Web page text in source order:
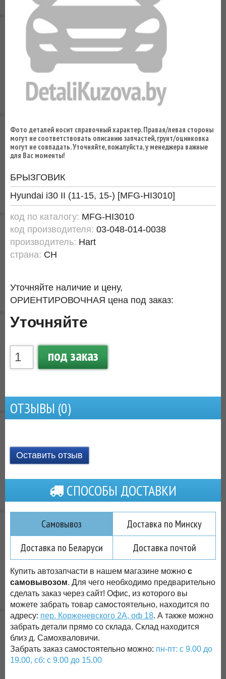
Фото деталей носит справочный характер. Правая/левая стороны
могут не соответствовать описанию запчастей, грунт/оцинковка
могут не совпадать. Уточняйте, пожалуйста, у менеджера важные
для Вас моменты!
БРЫЗГОВИК
Hyundai i30 II (11-15, 15-) [MFG-HI3010]
код по каталогу: MFG-HI3010
код производителя: 03-048-014-0038
производитель: Hart
страна: CH
Уточняйте наличие и цену,
ОРИЕНТИРОВОЧНАЯ цена под заказ:
Уточняйте
под заказ
ОТЗЫВЫ (0)
Оставить отзыв
СПОСОБЫ ДОСТАВКИ
Самовывоз
Доставка по Минску
Доставка по Беларуси
Доставка почтой
Купить автозапчасти в нашем магазине можно с
самовывозом. Для чего необходимо предварительно
сделать заказ через сайт! Офис, из которого вы
можете забрать товар самостоятельно, находится по
адресу: пер. Корженевского 2А, оф 18. А также можно
забрать детали прямо со склада. Склад находится
близ д. Самохваловичи.
Забрать заказ самостоятельно можно: пн-пт: с 9.00 до
19.00, сб: с 9.00 до 15.00